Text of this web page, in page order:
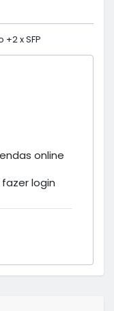
+2 x SFP
online
login